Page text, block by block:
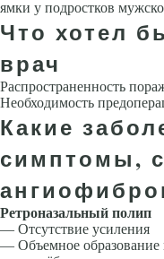
ямки у подростков
Что хотел
врач
Распространенность
Необходимость
Какие
симптомы,
Ретроназальный полип
— Отсутствие усиления
— Объемное образование